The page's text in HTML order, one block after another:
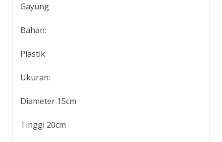
Gayung
Bahan:
Plastik
Ukuran:
Diameter 15cm
Tinggi 20cm